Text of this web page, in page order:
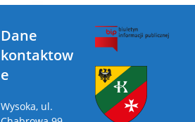
Dane
kontaktow
e
Wysoka, ul.